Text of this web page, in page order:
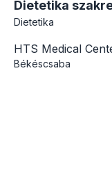
Dietetika
Dietetika
HTS Medical
Békéscsaba